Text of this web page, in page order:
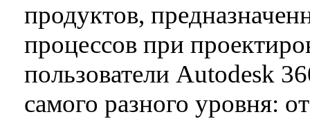
продуктов,
процессов при
пользователи Autodesk
самого разного уровня: